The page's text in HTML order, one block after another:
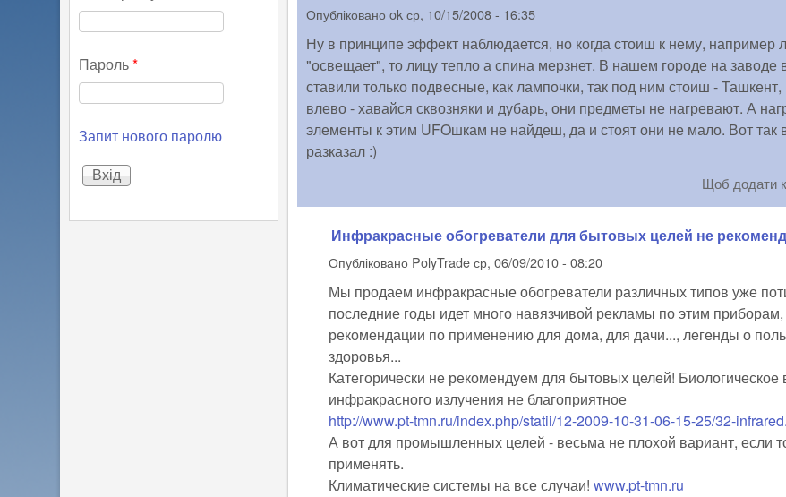
Опублікованоok ср, 10/15/2008 - 16:35
Ну в принципе эффект наблюдается, но когда стоиш к нему, например
"освещает", то лицу тепло а спина мерзнет. В нашем городе на заводе
ставили только подвесные, как лампочки, так под ним стоиш -
влево - хавайся сквозняки и дубарь, они предметы не нагревают. А
элементы к этим UFOшкам не найдеш, да и стоят они не мало. Вот так
разказал :)
Щоб додати
Инфракрасные обогреватели для бытовых целей не
Опубліковано PolyTrade ср, 06/09/2010 - 08:20
Мы продаем инфракрасные обогреватели различных типов уже
последние годы идет много навязчивой рекламы по этим
рекомендации по применению для дома, для дачи..., легенды о
здоровья...
Категорически не рекомендуем для бытовых целей! Биологическое
инфракрасного излучения не благоприятное
http://www.pt-tmn.ru/index.php/statii/12-2009-10-31-06-15-25/32-
А вот для промышленных целей - весьма не плохой вариант, если
применять.
Климатические системы на все случаи!www.pt-tmn.ru
Пароль*
Запит нового паролю